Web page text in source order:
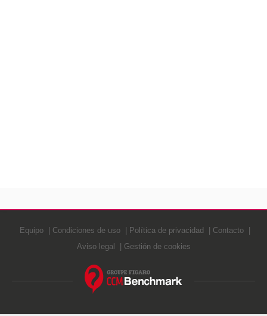
Equipo Condiciones de uso Política de privacidad
Contacto
Aviso legal
Gestión de cookies